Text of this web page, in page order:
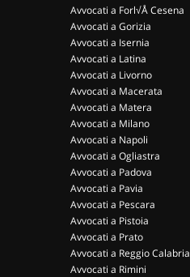
Avvocati a Forl√Å Cesena
Avvocati a Gorizia
Avvocati a Isernia
Avvocati a Latina
Avvocati a Livorno
Avvocati a Macerata
Avvocati a Matera
Avvocati a Milano
Avvocati a Napoli
Avvocati a Ogliastra
Avvocati a Padova
Avvocati a Pavia
Avvocati a Pescara
Avvocati a Pistoia
Avvocati a Prato
Avvocati a Reggio Calabria
Avvocati a Rimini